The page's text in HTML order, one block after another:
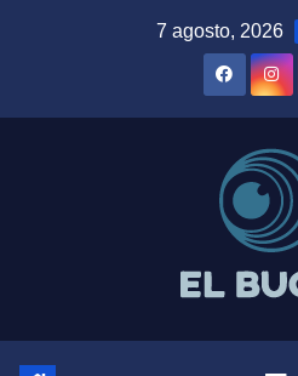
7 agosto, 2026